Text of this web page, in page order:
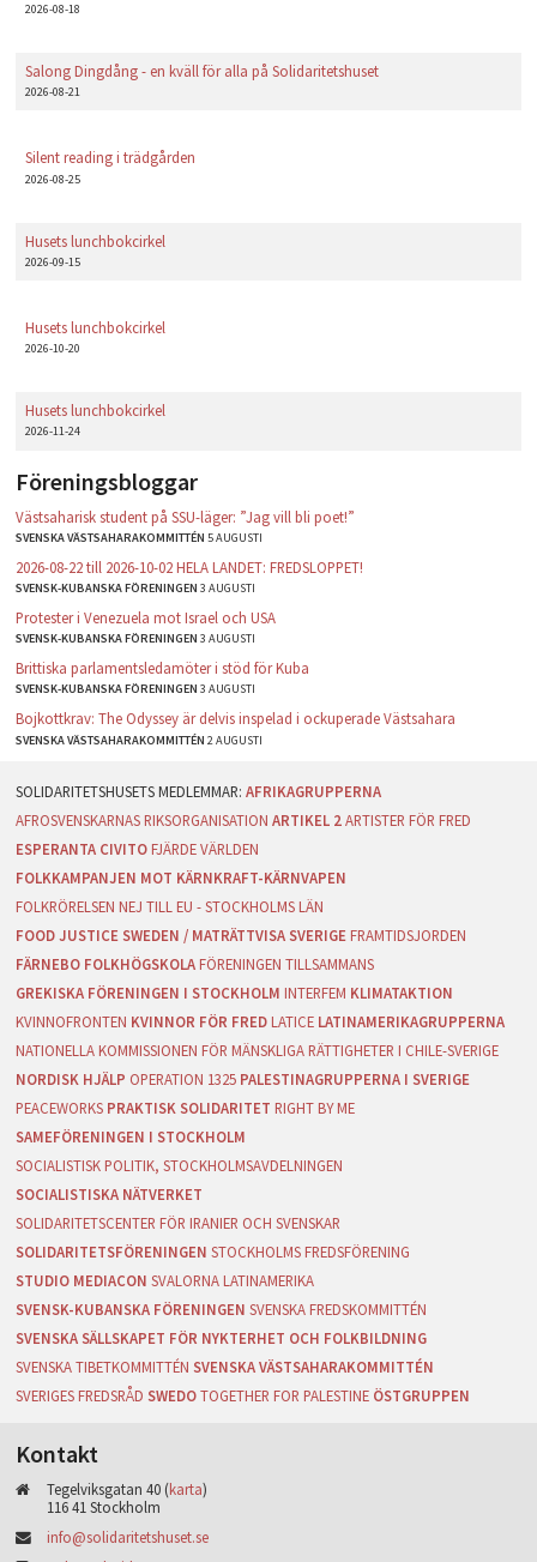
2026-08-18
Salong Dingdång - en kväll för alla på Solidaritetshuset
2026-08-21
Silent reading i trädgården
2026-08-25
Husets lunchbokcirkel
2026-09-15
Husets lunchbokcirkel
2026-10-20
Husets lunchbokcirkel
2026-11-24
Föreningsbloggar
Västsaharisk student på SSU-läger: ”Jag vill bli poet!”
SVENSKA VÄSTSAHARAKOMMITTÉN5 AUGUSTI
2026-08-22 till 2026-10-02 HELA LANDET: FREDSLOPPET!
SVENSK-KUBANSKA FÖRENINGEN3 AUGUSTI
Protester i Venezuela mot Israel och USA
SVENSK-KUBANSKA FÖRENINGEN3 AUGUSTI
Brittiska parlamentsledamöter i stöd för Kuba
SVENSK-KUBANSKA FÖRENINGEN3 AUGUSTI
Bojkottkrav: The Odyssey är delvis inspelad i ockuperade Västsahara
SVENSKA VÄSTSAHARAKOMMITTÉN2 AUGUSTI
AFRIKAGRUPPERNA
AFROSVENSKARNAS RIKSORGANISATION ARTIKEL 2 ARTISTER FÖR FRED
ESPERANTA CIVITO FJÄRDE VÄRLDEN
FOLKKAMPANJEN MOT KÄRNKRAFT-KÄRNVAPEN
FOLKRÖRELSEN NEJ TILL EU - STOCKHOLMS LÄN
FOOD JUSTICE SWEDEN / MATRÄTTVISA SVERIGE FRAMTIDSJORDEN
FÄRNEBO FOLKHÖGSKOLA FÖRENINGEN TILLSAMMANS
GREKISKA FÖRENINGEN I STOCKHOLM INTERFEM KLIMATAKTION
KVINNOFRONTEN KVINNOR FÖR FRED LATICE LATINAMERIKAGRUPPERNA
NATIONELLA KOMMISSIONEN FÖR MÄNSKLIGA RÄTTIGHETER I CHILE-SVERIGE
NORDISK HJÄLP OPERATION 1325 PALESTINAGRUPPERNA I SVERIGE
PEACEWORKS PRAKTISK SOLIDARITET RIGHT BY ME
SAMEFÖRENINGEN I STOCKHOLM
SOCIALISTISK POLITIK, STOCKHOLMSAVDELNINGEN
SOCIALISTISKA NÄTVERKET
SOLIDARITETSCENTER FÖR IRANIER OCH SVENSKAR
SOLIDARITETSFÖRENINGEN STOCKHOLMS FREDSFÖRENING
STUDIO MEDIACON SVALORNA LATINAMERIKA
SVENSK-KUBANSKA FÖRENINGEN SVENSKA FREDSKOMMITTÉN
SVENSKA SÄLLSKAPET FÖR NYKTERHET OCH FOLKBILDNING
SVENSKA TIBETKOMMITTÉN SVENSKA VÄSTSAHARAKOMMITTÉN
SVERIGES FREDSRÅD SWEDO TOGETHER FOR PALESTINE ÖSTGRUPPEN
Kontakt
Tegelviksgatan 40 (karta)
116 41 Stockholm
info@solidaritetshuset.se